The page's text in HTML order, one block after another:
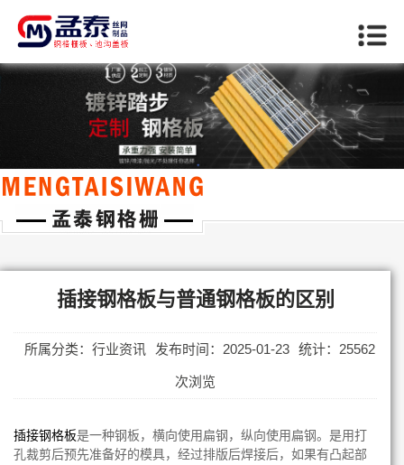
当前位置：首页>>行业资讯
插接钢格板与普通钢格板的区别
所属分类：行业资讯 发布时间：2025-01-23 统计：25562
次浏览
插接钢格板是一种钢板，横向使用扁钢，纵向使用扁钢。是用打
孔裁剪后预先准备好的模具，经过排版后焊接后，如果有凸起部